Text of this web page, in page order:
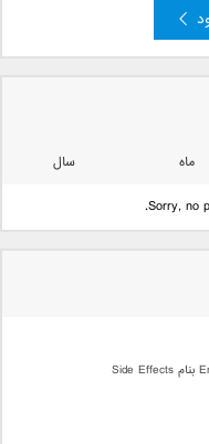
ماه
سال
Sorry, no